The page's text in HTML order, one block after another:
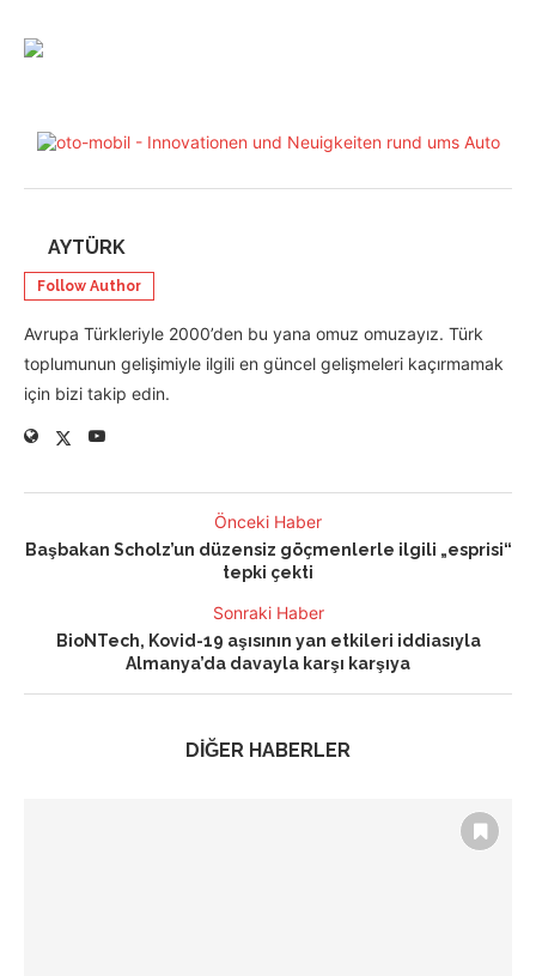
AYTÜRK
Follow Author
Avrupa Türkleriyle 2000’den bu yana omuz omuzayız. Türk
toplumunun gelişimiyle ilgili en güncel gelişmeleri kaçırmamak
için bizi takip edin.
Önceki Haber
Başbakan Scholz’un düzensiz göçmenlerle ilgili „esprisi“
tepki çekti
Sonraki Haber
BioNTech, Kovid-19 aşısının yan etkileri iddiasıyla
Almanya’da davayla karşı karşıya
DİĞER HABERLER